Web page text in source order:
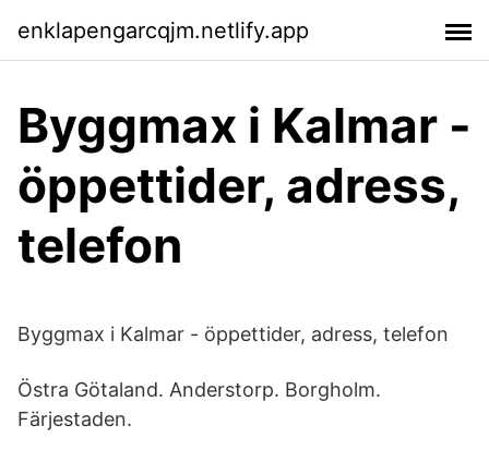
enklapengarcqjm.netlify.app
Byggmax i Kalmar -
öppettider, adress,
telefon
Byggmax i Kalmar - öppettider, adress, telefon
Östra Götaland. Anderstorp. Borgholm.
Färjestaden.